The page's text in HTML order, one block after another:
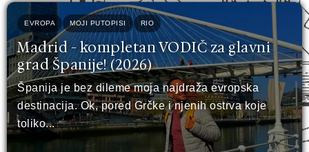
EVROPA MOJI PUTOPISI RIO
Madrid - kompletan VODIČ za glavni
grad Španije! (2026)
Španija je bez dileme moja najdraža evropska
destinacija. Ok, pored Grčke i njenih ostrva koje
toliko...